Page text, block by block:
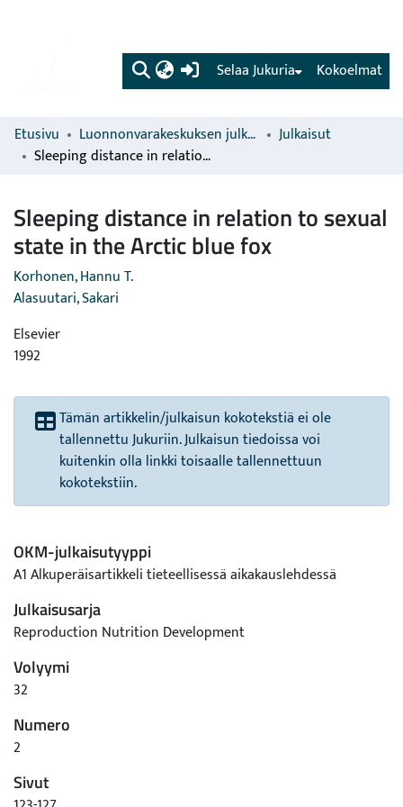
(current) Kokoelmat
Selaa Jukuria
Etusivu Luonnonvarakeskuksen julkaisut
Julkaisut
Sleeping distance in relation to sexual state in the Arctic blue fox
Sleeping distance in relation to sexual
state in the Arctic blue fox
Korhonen, Hannu T.
Alasuutari, Sakari
Elsevier
1992
Tämän artikkelin/julkaisun kokotekstiä ei ole
tallennettu Jukuriin. Julkaisun tiedoissa voi
kuitenkin olla linkki toisaalle tallennettuun
kokotekstiin.
OKM-julkaisutyyppi
A1 Alkuperäisartikkeli tieteellisessä aikakauslehdessä
Julkaisusarja
Reproduction Nutrition Development
Volyymi
32
Numero
2
Sivut